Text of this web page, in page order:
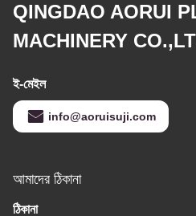
QINGDAO AORUI
MACHINERY
ই-মেইল
info@aoruisuji.com
আমাদের ঠিকানা
ঠিকানা